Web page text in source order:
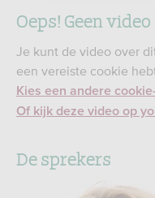
Oeps! Geen video
Je kunt de video over
een vereiste cookie
Kies een andere
Of kijk deze video op
De sprekers